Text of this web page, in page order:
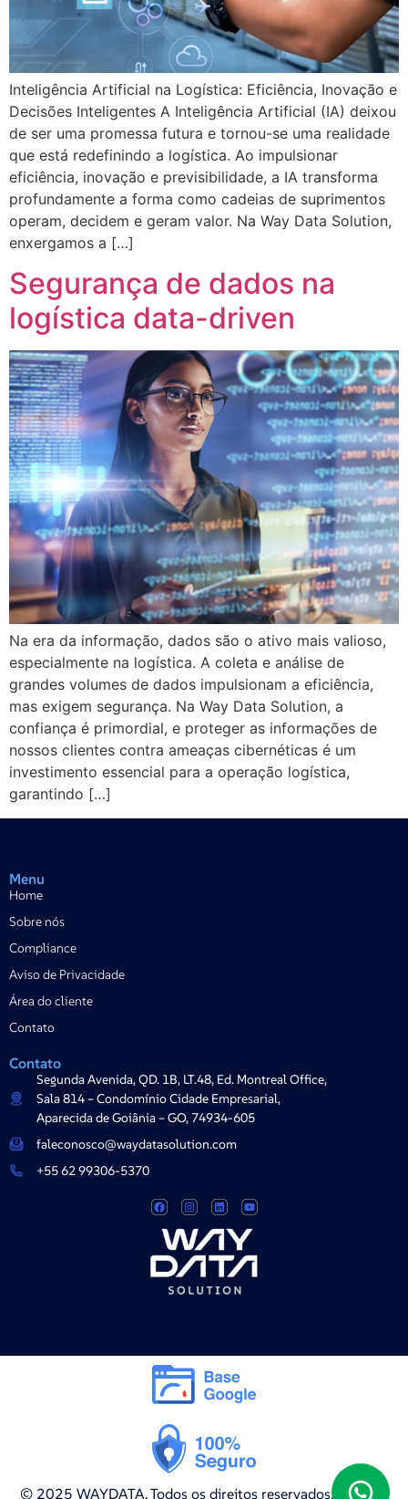
Inteligência Artificial na Logística: Eficiência, Inovação e
Decisões Inteligentes A Inteligência Artificial (IA) deixou
de ser uma promessa futura e tornou-se uma realidade
que está redefinindo a logística. Ao impulsionar
eficiência, inovação e previsibilidade, a IA transforma
profundamente a forma como cadeias de suprimentos
operam, decidem e geram valor. Na Way Data Solution,
enxergamos a […]
Segurança de dados na
logística data-driven
Na era da informação, dados são o ativo mais valioso,
especialmente na logística. A coleta e análise de
grandes volumes de dados impulsionam a eficiência,
mas exigem segurança. Na Way Data Solution, a
confiança é primordial, e proteger as informações de
nossos clientes contra ameaças cibernéticas é um
investimento essencial para a operação logística,
garantindo […]
Menu
Home
Sobre nós
Compliance
Aviso de Privacidade
Área do cliente
Contato
Contato
Segunda Avenida, QD. 1B, LT.48, Ed. Montreal Office,
Sala 814 – Condomínio Cidade Empresarial,
Aparecida de Goiânia – GO, 74934-605
faleconosco@waydatasolution.com
+55 62 99306-5370
© 2025 WAYDATA. Todos os direitos reservados.